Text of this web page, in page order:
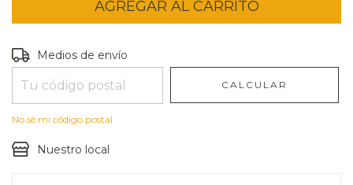
Entregas para el CP:
Medios de envío
CALCULAR
No sé mi código postal
Nuestro local